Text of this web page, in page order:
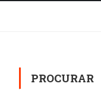
PROCURAR